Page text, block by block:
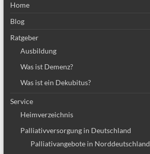
Home
Blog
Ratgeber
Ausbildung
Was ist Demenz?
Was ist ein Dekubitus?
Service
Heimverzeichnis
Palliativversorgung in Deutschland
Palliativangebote in Norddeutschland